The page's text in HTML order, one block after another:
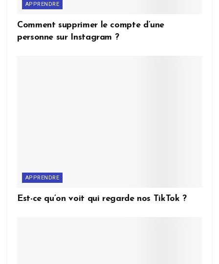
APPRENDRE
Comment supprimer le compte d’une
personne sur Instagram ?
APPRENDRE
Est-ce qu’on voit qui regarde nos TikTok ?